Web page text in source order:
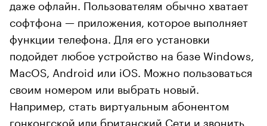
даже офлайн. Пользователям обычно хватает
софтфона — приложения, которое выполняет
функции телефона. Для его установки
подойдет любое устройство на базе Windows,
MacOS, Android или iOS. Можно пользоваться
своим номером или выбрать новый.
Например, стать виртуальным абонентом
гонконгской или британский Сети и звонить